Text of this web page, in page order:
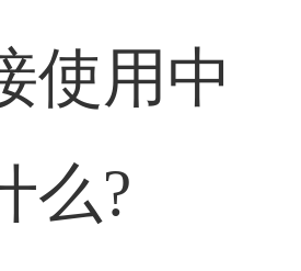
使用中
么?